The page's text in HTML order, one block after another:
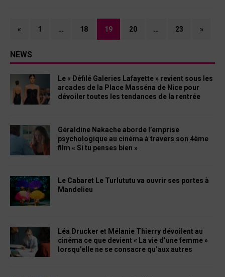
« 1 … 18 19 20 … 23 »
NEWS
Le « Défilé Galeries Lafayette » revient sous les
arcades de la Place Masséna de Nice pour
dévoiler toutes les tendances de la rentrée
Géraldine Nakache aborde l’emprise
psychologique au cinéma à travers son 4ème
film « Si tu penses bien »
Le Cabaret Le Turlututu va ouvrir ses portes à
Mandelieu
Léa Drucker et Mélanie Thierry dévoilent au
cinéma ce que devient « La vie d’une femme »
lorsqu’elle ne se consacre qu’aux autres